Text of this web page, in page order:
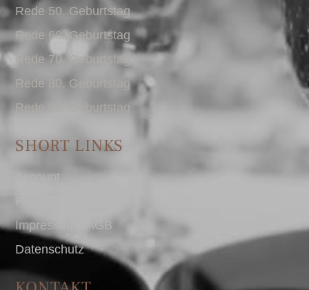
Rede 50. Geburtstag
Rede 60. Geburtstag
Rede 70. Geburtstag
Rede 80. Geburtstag
Rede 90. Geburtstag
SHORT LINKS
Account
Impressum I AGB
Datenschutz